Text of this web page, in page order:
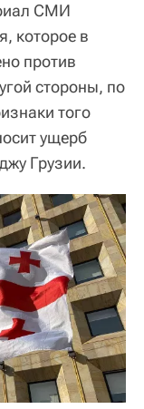
СМИ
которое в
против
стороны, по
того
ущерб
Грузии.